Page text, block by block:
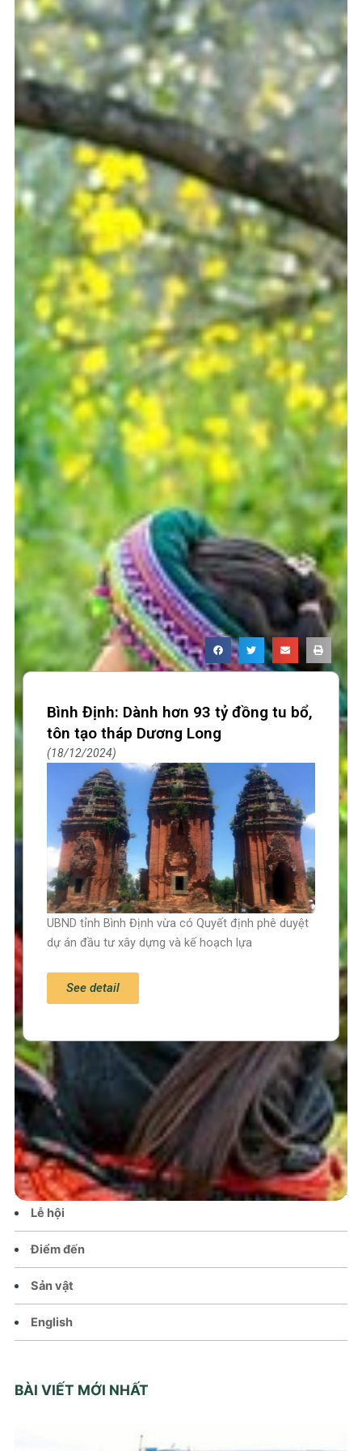
Trang chủ
Tin tức – Sự kiện
Chính sách
Văn hoá – Đời sống
Lễ hội
Điểm đến
Sản vật
English
BÀI VIẾT MỚI NHẤT
Bình Định: Dành hơn 93 tỷ đồng tu bổ,
tôn tạo tháp Dương Long
18/12/2024
UBND tỉnh Bình Định vừa có Quyết định phê duyệt
dự án đầu tư xây dựng và kế hoạch lựa
See detail